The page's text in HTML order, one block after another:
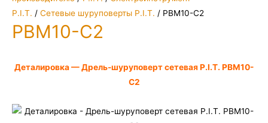
P.I.T. / Сетевые шуруповерты P.I.T. / PBM10-C2
PBM10-C2
Деталировка — Дрель-шуруповерт сетевая P.I.T. PBM10-
C2